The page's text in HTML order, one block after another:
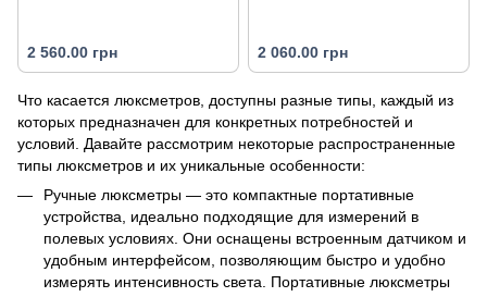
2 560.00 грн 2 060.00 грн
Что касается люксметров, доступны разные типы, каждый из
которых предназначен для конкретных потребностей и
условий. Давайте рассмотрим некоторые распространенные
типы люксметров и их уникальные особенности:
Ручные люксметры — это компактные портативные
устройства, идеально подходящие для измерений в
полевых условиях. Они оснащены встроенным датчиком и
удобным интерфейсом, позволяющим быстро и удобно
измерять интенсивность света. Портативные люксметры